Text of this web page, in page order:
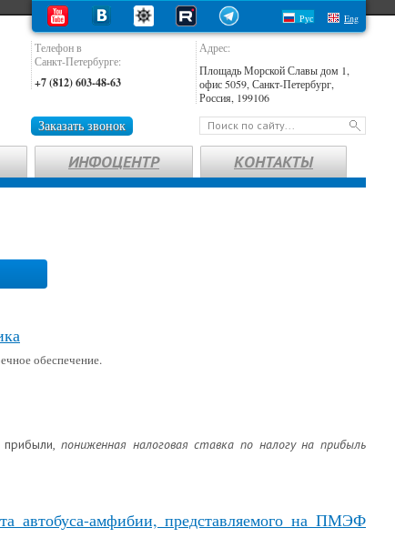
Рус Eng
Телефон в
Санкт-Петербурге:
+7 (812) 603-48-63
Адрес:
Площадь Морской Славы дом 1,
офис 5059, Санкт-Петербург,
Россия, 199106
Заказать звонок
ИНФОЦЕНТР КОНТАКТЫ
обеспечение.
пониженная налоговая ставка по налогу на прибыль
автобуса-амфибии, представляемого на ПМЭФ